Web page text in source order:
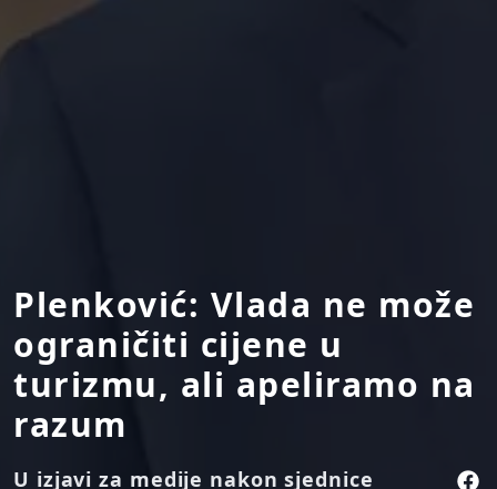
Plenković: Vlada ne može
ograničiti cijene u
turizmu, ali apeliramo na
razum
U izjavi za medije nakon sjednice